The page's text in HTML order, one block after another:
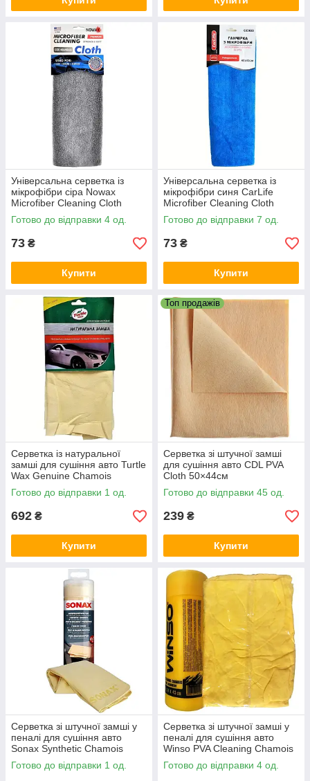
Універсальна серветка із
мікрофібри сіра Nowax
Microfiber Cleaning Cloth
40×40см
Готово до відправки 4 од.
73 ₴
Купити
Універсальна серветка із
мікрофібри синя CarLife
Microfiber Cleaning Cloth
40×40см
Готово до відправки 7 од.
73 ₴
Купити
Серветка із натуральної
замші для сушіння авто Turtle
Wax Genuine Chamois
Leather 13кв.дм
Готово до відправки 1 од.
692 ₴
Купити
Топ продажів
Серветка зі штучної замші
для сушіння авто CDL PVA
Cloth 50×44см
Готово до відправки 45 од.
239 ₴
Купити
Серветка зі штучної замші у
пеналі для сушіння авто
Sonax Synthetic Chamois
43×32см
Готово до відправки 1 од.
Серветка зі штучної замші у
пеналі для сушіння авто
Winso PVA Cleaning Chamois
64×43см
Готово до відправки 4 од.